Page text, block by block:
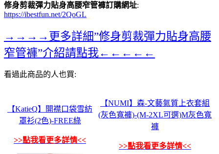
修身剪裁彈力貼身高腰窄管褲訂購網址:
https://ibestfun.net/2QoGL
→→→→更多詳細”修身剪裁彈力貼身高腰
窄管褲”介紹請點我←←←←←
看過此商品的人也買:
【KatieQ】開襟口袋雪紡
罩衫(2色)-FREE綠
>>點我看更多詳情<<
【NUMI】森-文藝氣質上衣套組
(灰色寬褲)-(M-2XL可選)M灰色寬
褲
>>點我看更多詳情<<